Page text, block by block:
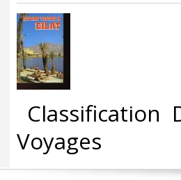
Classification
Voyages‎